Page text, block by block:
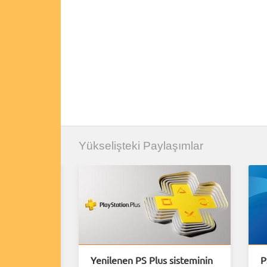
Yükselişteki Paylaşımlar
Yenilenen PS Plus sisteminin